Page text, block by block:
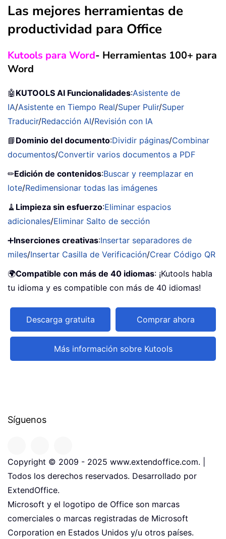
Las mejores herramientas de
productividad para Office
Kutools para Word- Herramientas 100+ para
Word
🤖 KUTOOLS AI Funcionalidades:Asistente de
IA/Asistente en Tiempo Real/Super Pulir/Super
Traducir/Redacción AI/Revisión con IA
📘 Dominio del documento:Dividir páginas/Combinar
documentos/Convertir varios documentos a PDF
✏Edición de contenidos:Buscar y reemplazar en
lote/Redimensionar todas las imágenes
🧹 Limpieza sin esfuerzo:Eliminar espacios
adicionales/Eliminar Salto de sección
➕Inserciones creativas:Insertar separadores de
miles/Insertar Casilla de Verificación/Crear Código QR
🌍Compatible con más de 40 idiomas: ¡Kutools habla
tu idioma y es compatible con más de 40 idiomas!
Descarga gratuita Comprar ahora
Más información sobre Kutools
Síguenos
Copyright © 2009 - 2025 www.extendoffice.com. |
Todos los derechos reservados. Desarrollado por
ExtendOffice.
Microsoft y el logotipo de Office son marcas
comerciales o marcas registradas de Microsoft
Corporation en Estados Unidos y/u otros países.